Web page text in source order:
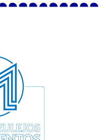
DISEÑO STONE
PORCELANICO
MEDIDA PRODUCTO
40×60